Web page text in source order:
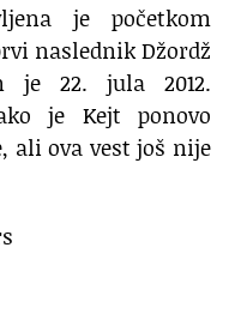
je početkom
naslednik Džordž
je 22. jula 2012.
je Kejt ponovo
ali ova vest još nije